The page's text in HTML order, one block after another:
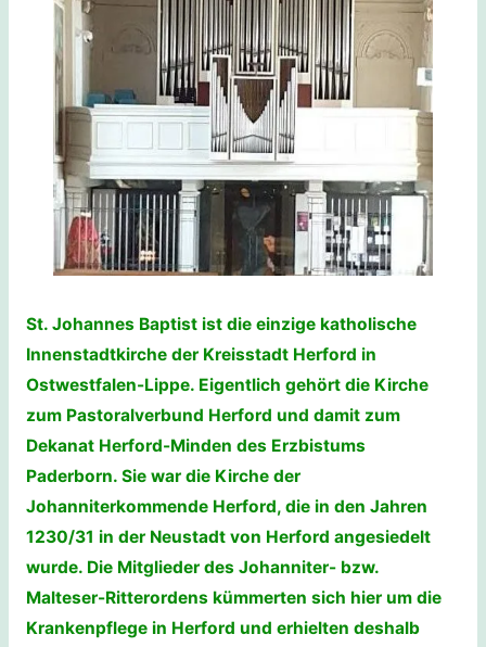
St. Johannes Baptist ist die einzige katholische
Innenstadtkirche der Kreisstadt Herford in
Ostwestfalen-Lippe. Eigentlich gehört die Kirche
zum Pastoralverbund Herford und damit zum
Dekanat Herford-Minden des Erzbistums
Paderborn. Sie war die Kirche der
Johanniterkommende Herford, die in den Jahren
1230/31 in der Neustadt von Herford angesiedelt
wurde. Die Mitglieder des Johanniter- bzw.
Malteser-Ritterordens kümmerten sich hier um die
Krankenpflege in Herford und erhielten deshalb